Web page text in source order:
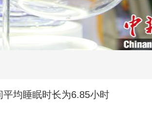
均睡眠时长为6.85小时